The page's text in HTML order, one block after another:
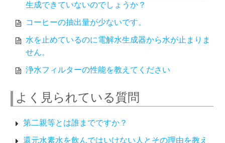
生成できていないのでしょうか？
コーヒーの抽出量が少ないです。
水を止めているのに電解水生成器から水が止まりま
せん。
浄水フィルターの性能を教えてください
よく見られている質問
第二親等とは誰までですか？
還元水素水を飲んではいけない人とその理由を教え